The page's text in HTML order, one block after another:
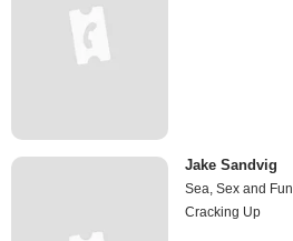
Jake Sandvig
Sea, Sex and Fun
Cracking Up